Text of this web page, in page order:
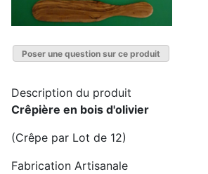
Poser une question sur ce produit
Description du produit
Crêpière en bois d'olivier
(Crêpe par Lot de 12)
Fabrication Artisanale